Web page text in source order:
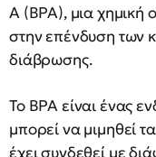
A (BPA), μια χημική
στην επένδυση των
διάβρωσης.
Το BPA είναι ένας
μπορεί να μιμηθεί
έχει συνδεθεί με